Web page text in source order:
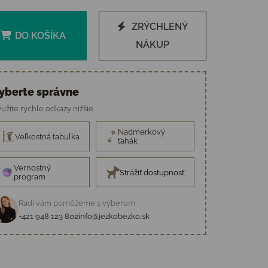
DO KOŠÍKA
ZRÝCHLENÝ
NÁKUP
správne
rýchle odkazy nižšie.
Veľkostná tabuľka
Nadmerkový
ťahák
Vernostný
program
Strážiť dostupnosť
Radi vám pomôžeme s výberom
+421 948 123 802info@jezkobezko.sk